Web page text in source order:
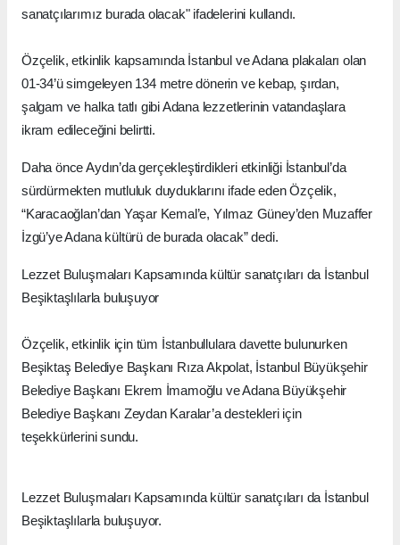
sanatçılarımız burada olacak" ifadelerini kullandı.
Özçelik, etkinlik kapsamında İstanbul ve Adana plakaları olan
01-34’ü simgeleyen 134 metre dönerin ve kebap, şırdan,
şalgam ve halka tatlı gibi Adana lezzetlerinin vatandaşlara
ikram edileceğini belirtti.
Daha önce Aydın’da gerçekleştirdikleri etkinliği İstanbul’da
sürdürmekten mutluluk duyduklarını ifade eden Özçelik,
“Karacaoğlan’dan Yaşar Kemal’e, Yılmaz Güney’den Muzaffer
İzgü’ye Adana kültürü de burada olacak” dedi.
Lezzet Buluşmaları Kapsamında kültür sanatçıları da İstanbul
Beşiktaşlılarla buluşuyor
Özçelik, etkinlik için tüm İstanbullulara davette bulunurken
Beşiktaş Belediye Başkanı Rıza Akpolat, İstanbul Büyükşehir
Belediye Başkanı Ekrem İmamoğlu ve Adana Büyükşehir
Belediye Başkanı Zeydan Karalar’a destekleri için
teşekkürlerini sundu.
Lezzet Buluşmaları Kapsamında kültür sanatçıları da İstanbul
Beşiktaşlılarla buluşuyor.